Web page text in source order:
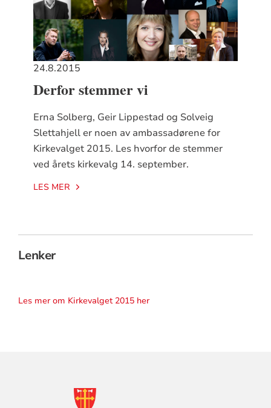
24.8.2015
Derfor stemmer vi
Erna Solberg, Geir Lippestad og Solveig
Slettahjell er noen av ambassadørene for
Kirkevalget 2015. Les hvorfor de stemmer
ved årets kirkevalg 14. september.
LES MER
Lenker
Les mer om Kirkevalget 2015 her